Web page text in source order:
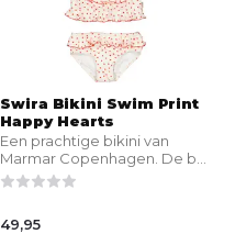
Swira Bikini Swim Print
Happy Hearts
Een prachtige bikini van
Marmar Copenhagen. De b...
49,95